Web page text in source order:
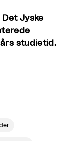
Jyske
studietid.